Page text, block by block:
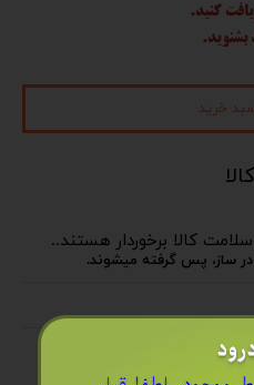
کنید.
بشنوید.
خرید
کالا برخوردار هستند..
ساز، پس گرفته میشوند.